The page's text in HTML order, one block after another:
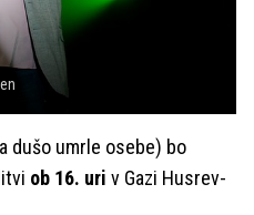
dušo umrle osebe) bo
ob 16. uri v Gazi Husrev-